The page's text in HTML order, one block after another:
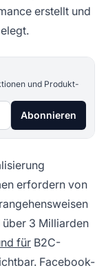
erstellt und
und Produkt-
Abonnieren
erfordern von
über 3 Milliarden
für B2C-
Facebook-